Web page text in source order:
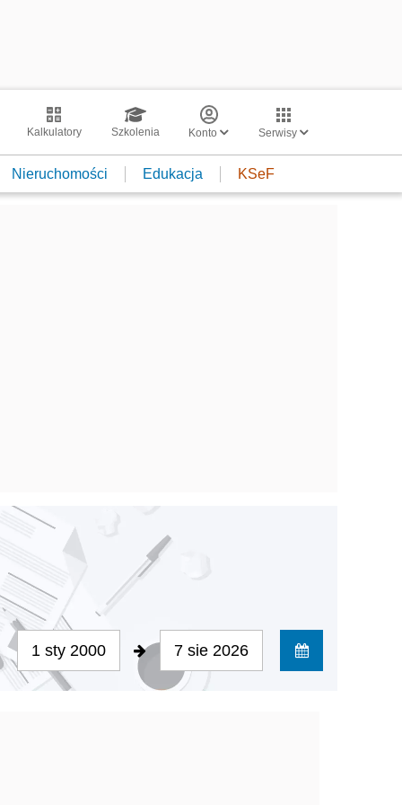
Kalkulatory Szkolenia Konto Serwisy
Nieruchomości Edukacja KSeF
1 sty 2000 7 sie 2026